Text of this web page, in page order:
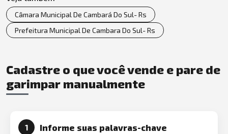
Câmara Municipal De Cambará Do Sul- Rs
Prefeitura Municipal De Cambara Do Sul- Rs
Cadastre o que você vende e pare de
garimpar manualmente
1 Informe suas palavras-chave